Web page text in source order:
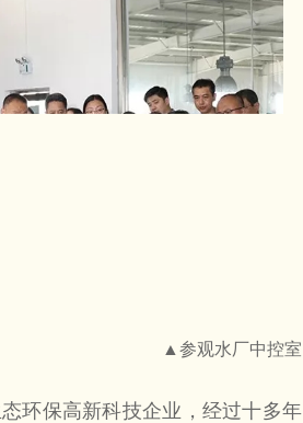
▲参观水厂中控室
环保高新科技企业，经过十多年